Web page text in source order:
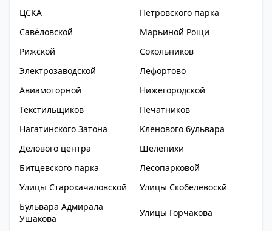
ЦСКА
Петровского парка
Савёловской
Марьиной Рощи
Рижской
Сокольников
Электрозаводской
Лефортово
Авиамоторной
Нижегородской
Текстильщиков
Печатников
Нагатинского Затона
Кленового бульвара
Делового центра
Шелепихи
Битцевского парка
Лесопарковой
Улицы Старокачаловской
Улицы Скобелевоскй
Бульвара Адмирала
Ушакова
Улицы Горчакова